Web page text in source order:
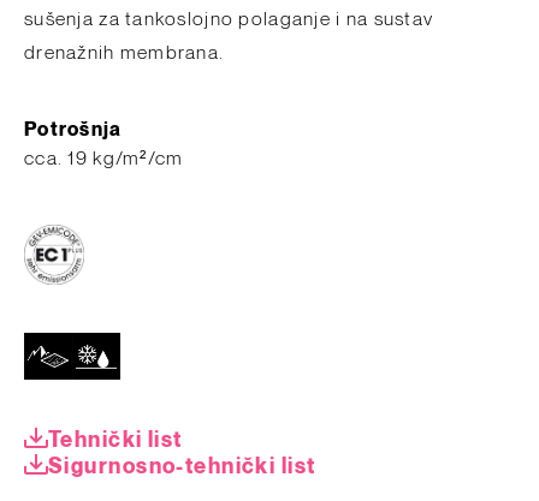
sušenja za tankoslojno polaganje i na sustav
drenažnih membrana.
Potrošnja
​cca. 19 kg/m²/cm
Tehnički list
Sigurnosno-tehnički list